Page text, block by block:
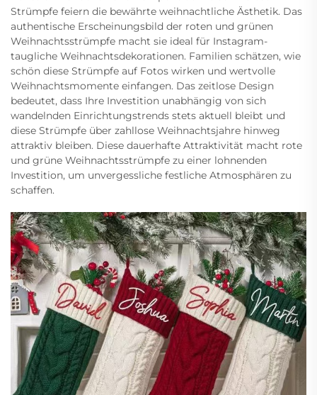
Strümpfe feiern die bewährte weihnachtliche Ästhetik. Das
authentische Erscheinungsbild der roten und grünen
Weihnachtsstrümpfe macht sie ideal für Instagram-
taugliche Weihnachtsdekorationen. Familien schätzen, wie
schön diese Strümpfe auf Fotos wirken und wertvolle
Weihnachtsmomente einfangen. Das zeitlose Design
bedeutet, dass Ihre Investition unabhängig von sich
wandelnden Einrichtungstrends stets aktuell bleibt und
diese Strümpfe über zahllose Weihnachtsjahre hinweg
attraktiv bleiben. Diese dauerhafte Attraktivität macht rote
und grüne Weihnachtsstrümpfe zu einer lohnenden
Investition, um unvergessliche festliche Atmosphären zu
schaffen.